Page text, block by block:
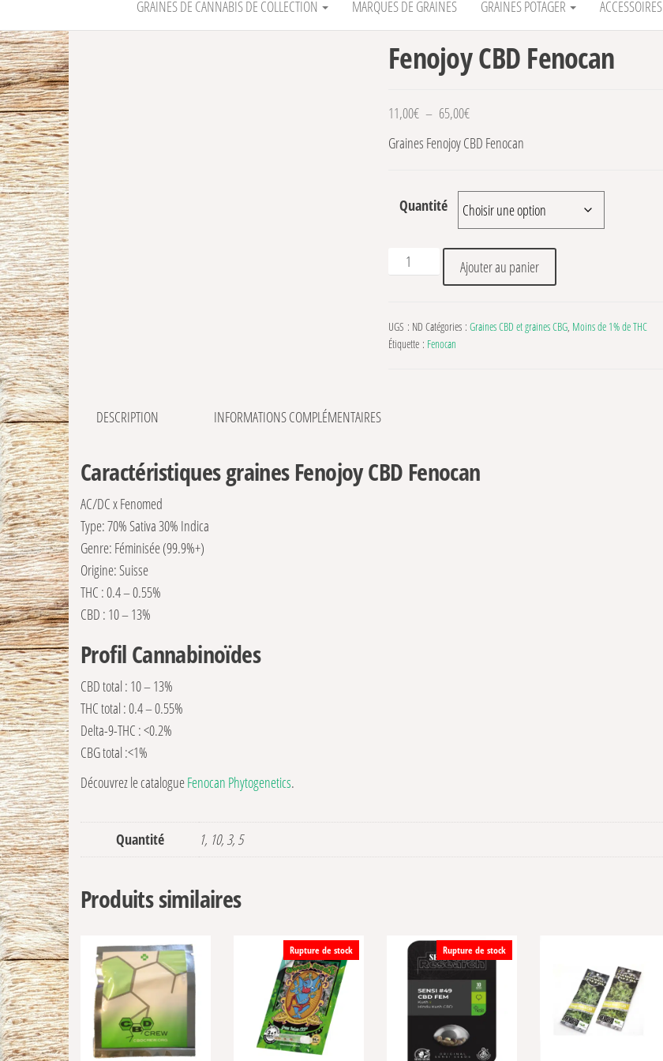
GRAINES DE CANNABIS DE COLLECTION MARQUES DE GRAINES GRAINES POTAGER ACCESSOIRES
Fenojoy CBD Fenocan
11,00€ – 65,00€Plage de prix : 11,00€ à 65,00€
Graines Fenojoy CBD Fenocan
Quantité
quantité de Fenojoy CBD Fenocan
Ajouter au panier
UGS : ND Catégories : Graines CBD et graines CBG, Moins de 1% de THC
Étiquette : Fenocan
DESCRIPTION INFORMATIONS COMPLÉMENTAIRES
Caractéristiques graines Fenojoy CBD Fenocan
AC/DC x Fenomed
Type: 70% Sativa 30% Indica
Genre: Féminisée (99.9%+)
Origine: Suisse
THC : 0.4 – 0.55%
CBD : 10 – 13%
Profil Cannabinoïdes
CBD total : 10 – 13%
THC total : 0.4 – 0.55%
Delta-9-THC : <0.2%
CBG total :<1%
Découvrez le catalogueFenocan Phytogenetics.
Quantité 1, 10, 3, 5
Produits similaires
Rupture de stock Rupture de stock